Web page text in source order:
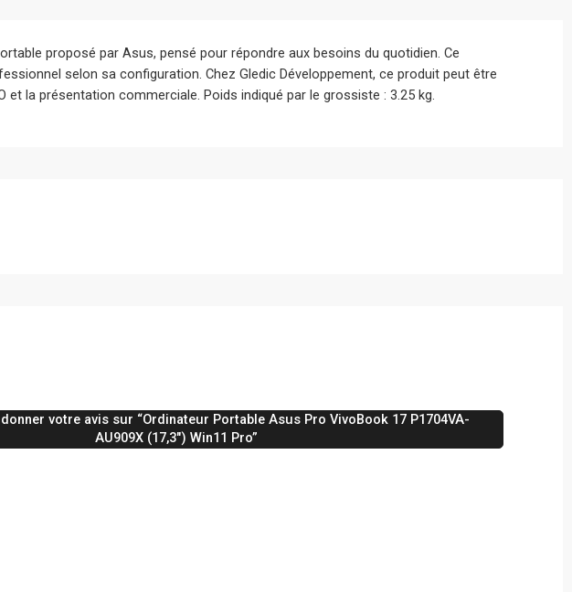
proposé par Asus, pensé pour répondre aux besoins du quotidien. Ce
selon sa configuration. Chez Gledic Développement, ce produit peut être
la présentation commerciale. Poids indiqué par le grossiste : 3.25 kg.
votre avis sur “Ordinateur Portable Asus Pro VivoBook 17 P1704VA-
AU909X (17,3″) Win11 Pro”